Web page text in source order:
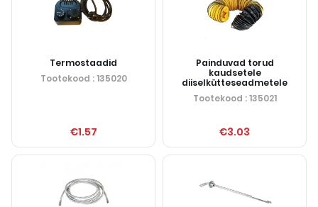
Termostaadid
Tootekood : 135020
€1.57
Painduvad torud
kaudsetele
diiselkütteseadmetele
Tootekood : 135021
€3.03